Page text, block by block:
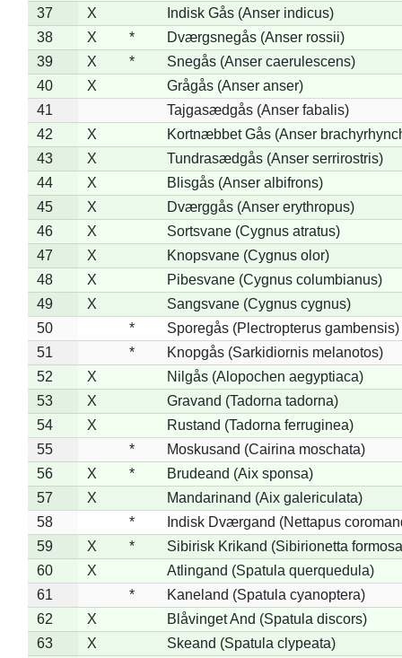
37
X
Indisk Gås (Anser indicus)
38
X *
Dværgsnegås (Anser rossii)
39
X *
Snegås (Anser caerulescens)
40
X
Grågås (Anser anser)
41
Tajgasædgås (Anser fabalis)
42
X
Kortnæbbet Gås (Anser
43
X
Tundrasædgås (Anser serrirostris)
44
X
Blisgås (Anser albifrons)
45
X
Dværggås (Anser erythropus)
46
X
Sortsvane (Cygnus atratus)
47
X
Knopsvane (Cygnus olor)
48
X
Pibesvane (Cygnus columbianus)
49
X
Sangsvane (Cygnus cygnus)
50
*
Sporegås (Plectropterus gambensis)
51
*
Knopgås (Sarkidiornis melanotos)
52
X
Nilgås (Alopochen aegyptiaca)
53
X
Gravand (Tadorna tadorna)
54
X
Rustand (Tadorna ferruginea)
55
*
Moskusand (Cairina moschata)
56
X *
Brudeand (Aix sponsa)
57
X
Mandarinand (Aix galericulata)
58
*
Indisk Dværgand (Nettapus
59
X *
Sibirisk Krikand (Sibirionetta
60
X
Atlingand (Spatula querquedula)
61
*
Kaneland (Spatula cyanoptera)
62
X
Blåvinget And (Spatula discors)
63
X
Skeand (Spatula clypeata)